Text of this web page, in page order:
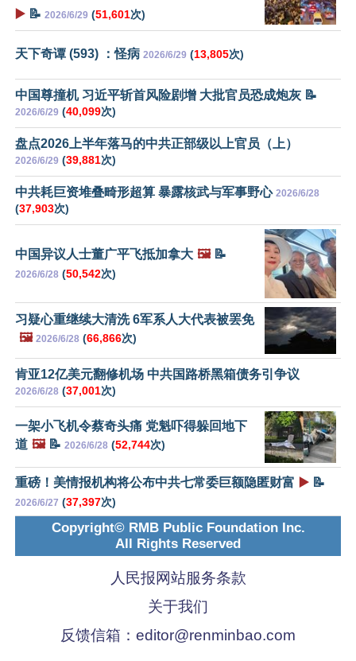
▶️ 📝 2026/6/29 (51,601次)
天下奇谭 (593) ：怪病 2026/6/29 (13,805次)
中国尊撞机 习近平斩首风险剧增 大批官员恐成炮灰 📝
2026/6/29 (40,099次)
盘点2026上半年落马的中共正部级以上官员（上）
2026/6/29 (39,881次)
中共耗巨资堆叠畸形超算 暴露核武与军事野心 2026/6/28
(37,903次)
中国异议人士董广平飞抵加拿大 🖼️📝
2026/6/28 (50,542次)
习疑心重继续大清洗 6军系人大代表被罢免
🖼️ 2026/6/28 (66,866次)
肯亚12亿美元翻修机场 中共国路桥黑箱债务引争议
2026/6/28 (37,001次)
一架小飞机令蔡奇头痛 党魁吓得躲回地下
道 🖼️📝 2026/6/28 (52,744次)
重磅！美情报机构将公布中共七常委巨额隐匿财富 ▶️ 📝
2026/6/27 (37,397次)
Copyright© RMB Public Foundation Inc.
All Rights Reserved
人民报网站服务条款
关于我们
反馈信箱： editor@renminbao.com